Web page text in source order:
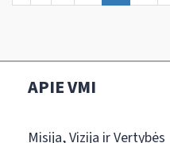
APIE VMI
Misija, Vizija ir Vertybės